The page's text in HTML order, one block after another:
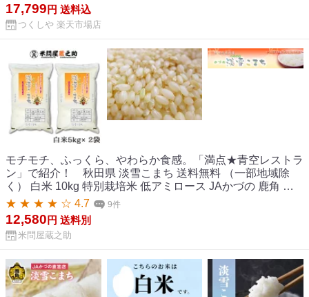
17,799 円 送料込
つくしや 楽天市場店
モチモチ、ふっくら、やわらか食感。「満点★青空レストラ
ン」で紹介！ 秋田県 淡雪こまち 送料無料 （一部地域除
く） 白米 10kg 特別栽培米 低アミロース JAかづの 鹿角 秋
田 米 あわゆきこまち 令和7年産
★ ★ ★ ★ ☆ 4.7 9件
12,580 円 送料別
米問屋蔵之助